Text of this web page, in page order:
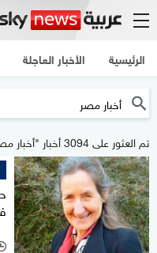
الرئيسية الأخبار العاجلة
تم العثور على 3094 أخبار "أخبار مصر"